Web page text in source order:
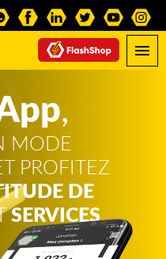
,
MODE
PROFITEZ
DE
SERVICES